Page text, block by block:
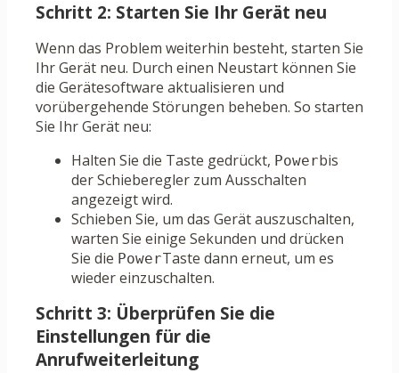
Schritt 2: Starten Sie Ihr Gerät neu
Wenn das Problem weiterhin besteht, starten Sie
Ihr Gerät neu. Durch einen Neustart können Sie
die Gerätesoftware aktualisieren und
vorübergehende Störungen beheben. So starten
Sie Ihr Gerät neu:
Halten Sie die Taste gedrückt, Powerbis
der Schieberegler zum Ausschalten
angezeigt wird.
Schieben Sie, um das Gerät auszuschalten,
warten Sie einige Sekunden und drücken
Sie die PowerTaste dann erneut, um es
wieder einzuschalten.
Schritt 3: Überprüfen Sie die
Einstellungen für die
Anrufweiterleitung